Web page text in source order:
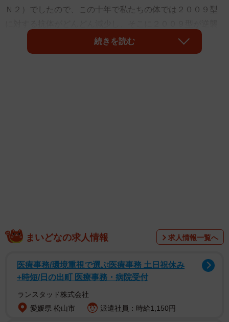
Ｎ２）でしたので、この十年で私たちの体では２００９型
した大流行だと言えます。年末に打ったワクチンにはもち
ろん２００９型の株も含まれていましたが、十年で下がっ
続きを読む
まいどなの求人情報 求人情報一覧へ
医療事務/環境重視で選ぶ医療事務 土日祝休み
+時短/日の出町 医療事務・病院受付
ランスタッド株式会社
愛媛県 松山市
派遣社員：時給1,150円